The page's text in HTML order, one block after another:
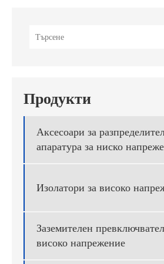
Продукти
Аксесоари за
апаратура за ниско
Изолатори за високо
Заземителен
високо напрежение